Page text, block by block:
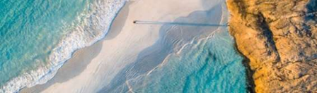
tâm hơn về xu hướng dài hạn. Không nên hành động vội vàng
dựa trên một giao dịch đơn lẻ, hãy quan sát thêm dòng tiền
trong 24-48 giờ để xác nhận xu hướng.
#52dot09btc #chuyenvilanh #tichluydaihan #mempoolbtc
#giaodichlon